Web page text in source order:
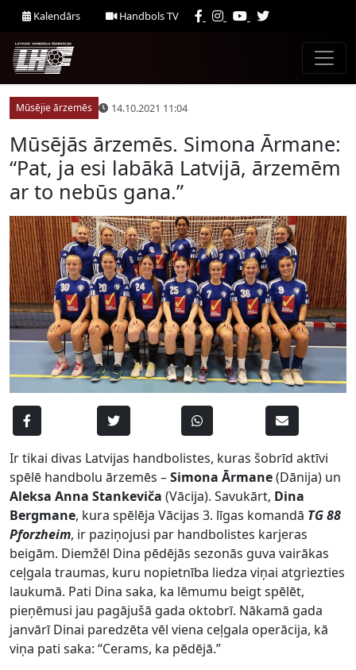
Kalendārs Handbols TV
Mūsējie ārzemēs 14.10.2021 11:04
Mūsējās ārzemēs. Simona Ārmane:
“Pat, ja esi labākā Latvijā, ārzemēm
ar to nebūs gana.”
Ir tikai divas Latvijas handbolistes, kuras šobrīd aktīvi
spēlē handbolu ārzemēs –Simona Ārmane(Dānija) un
Aleksa Anna Stankeviča (Vācija). Savukārt, Dina
Bergmane, kura spēlēja Vācijas 3. līgas komandā TG 88
Pforzheim, ir paziņojusi par handbolistes karjeras
beigām. Diemžēl Dina pēdējās sezonās guva vairākas
ceļgala traumas, kuru nopietnība liedza viņai atgriezties
laukumā. Pati Dina saka, ka lēmumu beigt spēlēt,
pieņēmusi jau pagājušā gada oktobrī. Nākamā gada
janvārī Dinai paredzēta vēl viena ceļgala operācija, kā
viņa pati saka: “Cerams, ka pēdējā.”